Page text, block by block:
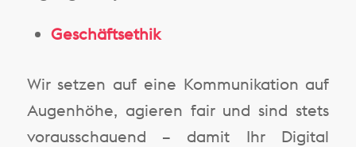
Geschäftsethik
Wir setzen auf eine Kommunikation auf
Augenhöhe, agieren fair und sind stets
vorausschauend – damit Ihr Digital